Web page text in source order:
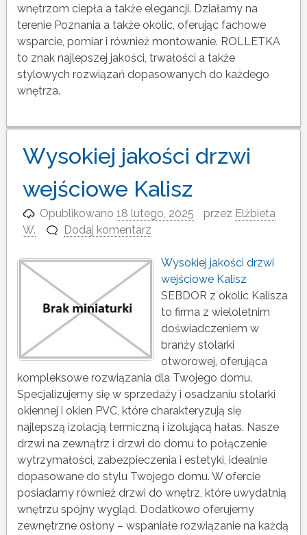
wnętrzom ciepła a także elegancji. Działamy na
terenie Poznania a także okolic, oferując fachowe
wsparcie, pomiar i również montowanie. ROLLETKA
to znak najlepszej jakości, trwałości a także
stylowych rozwiązań dopasowanych do każdego
wnętrza.
Wysokiej jakości drzwi
wejściowe Kalisz
Opublikowano18 lutego, 2025 przez Elżbieta
W.
Dodaj komentarz
Wysokiej jakości drzwi
wejściowe Kalisz
SEBDOR z okolic Kalisza
to firma z wieloletnim
doświadczeniem w
branży stolarki
otworowej, oferująca
kompleksowe rozwiązania dla Twojego domu.
Specjalizujemy się w sprzedaży i osadzaniu stolarki
okiennej i okien PVC, które charakteryzują się
najlepszą izolacją termiczną i izolującą hałas. Nasze
drzwi na zewnątrz i drzwi do domu to połączenie
wytrzymałości, zabezpieczenia i estetyki, idealnie
dopasowane do stylu Twojego domu. W ofercie
posiadamy również drzwi do wnętrz, które uwydatnią
wnętrzu spójny wygląd. Dodatkowo oferujemy
zewnętrzne osłony – wspaniałe rozwiązanie na każdą